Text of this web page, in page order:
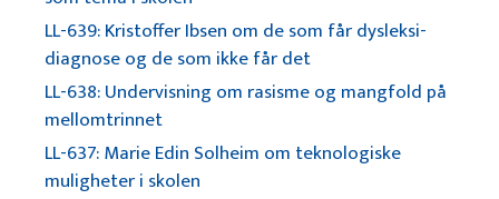
LL-639: Kristoffer Ibsen om de som får dysleksi-
diagnose og de som ikke får det
LL-638: Undervisning om rasisme og mangfold på
mellomtrinnet
LL-637: Marie Edin Solheim om teknologiske
muligheter i skolen